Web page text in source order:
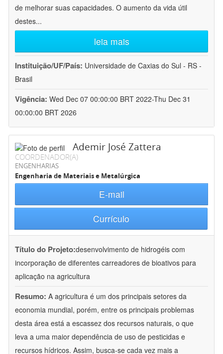
de melhorar suas capacidades. O aumento da vida útil
destes...
leia mais
Instituição/UF/País: Universidade de Caxias do Sul - RS -
Brasil
Vigência: Wed Dec 07 00:00:00 BRT 2022-Thu Dec 31
00:00:00 BRT 2026
Ademir José Zattera
COORDENADOR(A)
ENGENHARIAS
Engenharia de Materiais e Metalúrgica
E-mail
Currículo
Título do Projeto:desenvolvimento de hidrogéis com
incorporação de diferentes carreadores de bioativos para
aplicação na agricultura
Resumo: A agricultura é um dos principais setores da
economia mundial, porém, entre os principais problemas
desta área está a escassez dos recursos naturais, o que
leva a uma maior dependência de uso de pesticidas e
recursos hídricos. Assim, busca-se cada vez mais a